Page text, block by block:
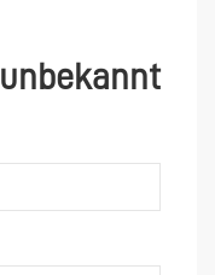
unbekannt